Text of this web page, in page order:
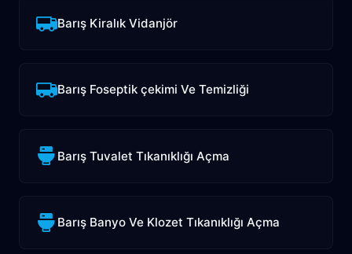
Barış Kiralık Vidanjör
Barış Foseptik çekimi Ve Temizliği
Barış Tuvalet Tıkanıklığı Açma
Barış Banyo Ve Klozet Tıkanıklığı Açma